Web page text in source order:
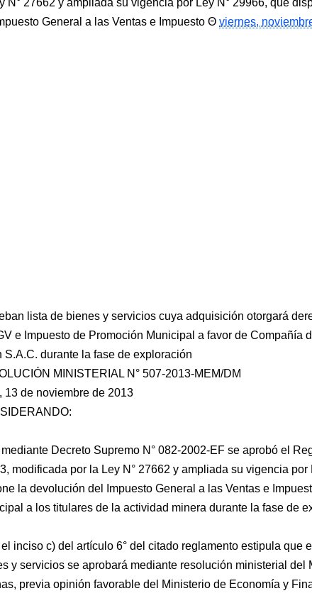
N° 27662 y ampliada su vigencia por Ley N° 29966, que
General a las Ventas e Impuesto
viernes,
lista de bienes y servicios cuya adquisición otorgará
e Impuesto de Promoción Municipal a favor de Compañía
S.A.C. durante la fase de exploración
MINISTERIAL N° 507-2013-MEM/DM
13 de noviembre de 2013
Decreto Supremo N° 082-2002-EF se aprobó el
modificada por la Ley N° 27662 y ampliada su vigencia por
la devolución del Impuesto General a las Ventas e
a los titulares de la actividad minera durante la fase de
inciso c) del artículo 6° del citado reglamento estipula que
y servicios se aprobará mediante resolución ministerial del
previa opinión favorable del Ministerio de Economía y